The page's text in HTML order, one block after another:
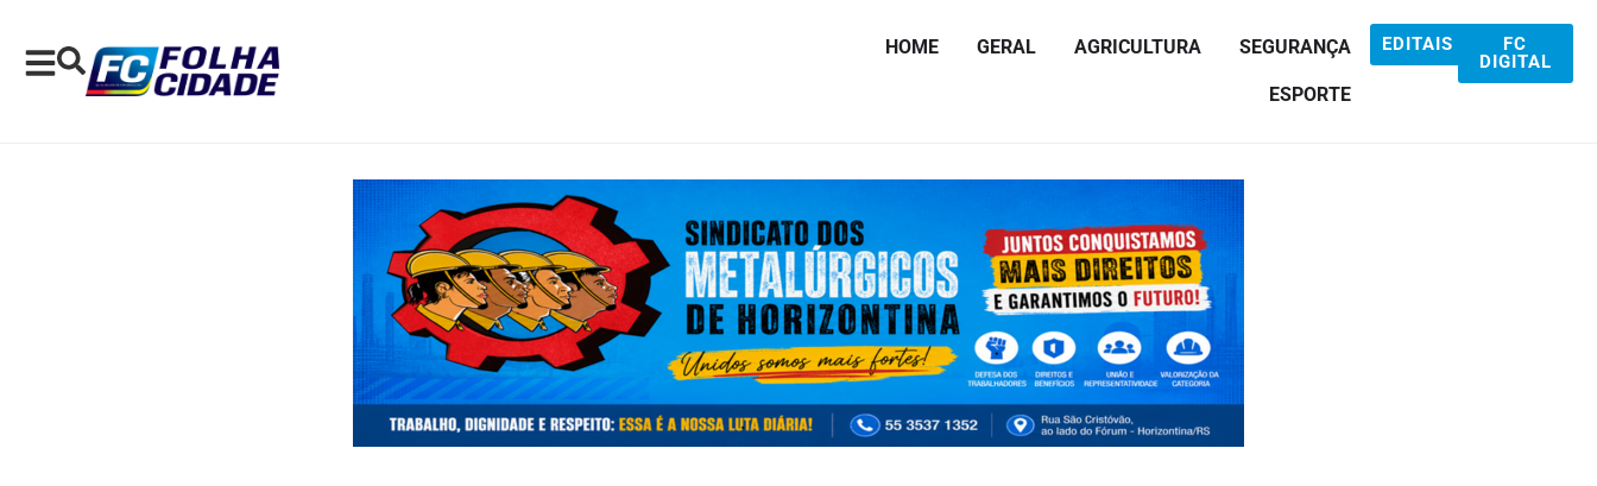
HOME GERAL AGRICULTURA SEGURANÇA
ESPORTE
EDITAIS
FC
DIGITAL